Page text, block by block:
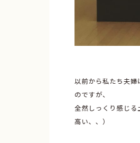
以前から私たち夫婦
のですが、
全然しっくり感じる
高い、、）